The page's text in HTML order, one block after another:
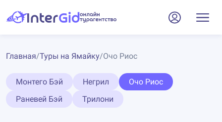
Главная/Туры на Ямайку/Очо Риос
Монтего Бэй Негрил
Очо Риос
Раневей Бэй
Трилони